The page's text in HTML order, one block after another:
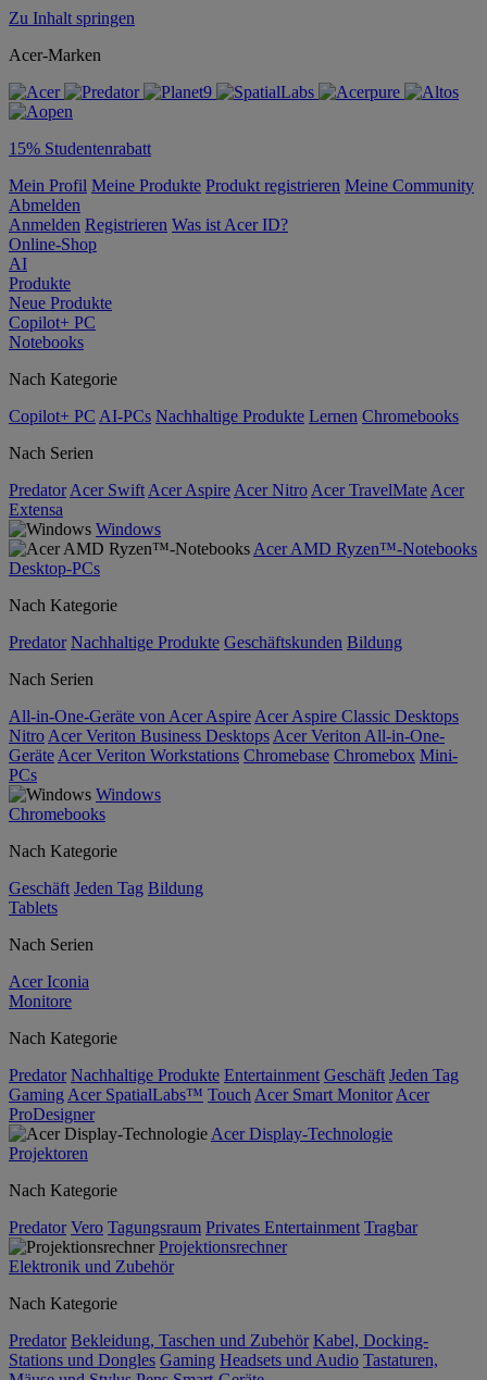
Zu Inhalt springen
Acer-Marken
15% Studentenrabatt
Mein Profil Meine Produkte Produkt registrieren Meine Community
Abmelden
Anmelden Registrieren Was ist Acer ID?
Online-Shop
AI
Produkte
Neue Produkte
Copilot+ PC
Notebooks
Nach Kategorie
Copilot+ PC AI-PCs Nachhaltige Produkte Lernen Chromebooks
Nach Serien
Predator Acer Swift Acer Aspire Acer Nitro Acer TravelMate Acer
Extensa
Windows
Acer AMD Ryzen™-Notebooks
Desktop-PCs
Nach Kategorie
Predator Nachhaltige Produkte Geschäftskunden Bildung
Nach Serien
All-in-One-Geräte von Acer Aspire Acer Aspire Classic Desktops
Nitro Acer Veriton Business Desktops Acer Veriton All-in-One-
Geräte Acer Veriton Workstations Chromebase Chromebox Mini-
PCs
Windows
Chromebooks
Nach Kategorie
Geschäft Jeden Tag Bildung
Tablets
Nach Serien
Acer Iconia
Monitore
Nach Kategorie
Predator Nachhaltige Produkte Entertainment Geschäft Jeden Tag
Gaming Acer SpatialLabs™ Touch Acer Smart Monitor Acer
ProDesigner
Acer Display-Technologie
Projektoren
Nach Kategorie
Predator Vero Tagungsraum Privates Entertainment Tragbar
Projektionsrechner
Elektronik und Zubehör
Nach Kategorie
Predator Bekleidung, Taschen und Zubehör Kabel, Docking-
Stations und Dongles Gaming Headsets und Audio Tastaturen,